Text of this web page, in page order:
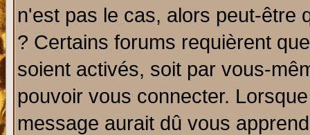
n'est pas le cas, alors peut-être
? Certains forums requièrent
soient activés, soit par vous-
pouvoir vous connecter.
message aurait dû vous